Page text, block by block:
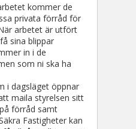
kommer de
privata förråd för
arbetet är utfört
sina blippar
in i de
som ni ska ha
i dagsläget öppnar
maila styrelsen sitt
förråd samt
Fastigheter kan